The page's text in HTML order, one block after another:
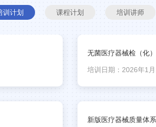
训计划 课程计划 培训讲师
无菌医疗器械检（化
培训日期：2026年1
新版医疗器械质量体